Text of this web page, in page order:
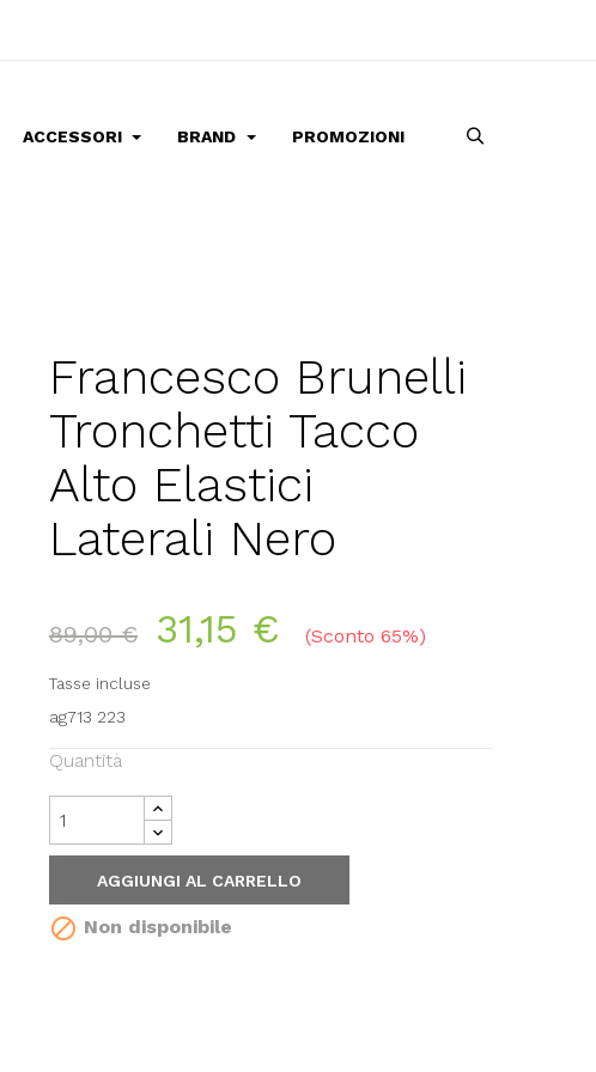
ACCESSORI BRAND PROMOZIONI
Francesco Brunelli
Tronchetti Tacco
Alto Elastici
Laterali Nero
89,00 € 31,15 € Sconto 65%
Tasse incluse
ag713 223
Quantità
AGGIUNGI AL CARRELLO
 Non disponibile